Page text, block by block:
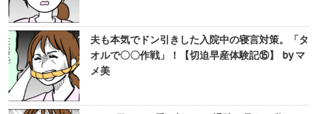
夫も本気でドン引きした入院中の寝言対策。「タ
オルで〇〇作戦」！【切迫早産体験記⑮】 by マ
メ美